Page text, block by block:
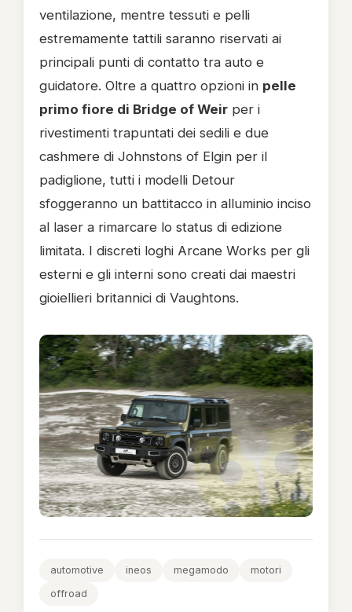
ventilazione, mentre tessuti e pelli
estremamente tattili saranno riservati ai
principali punti di contatto tra auto e
guidatore. Oltre a quattro opzioni in pelle
primo fiore di Bridge of Weir per i
rivestimenti trapuntati dei sedili e due
cashmere di Johnstons of Elgin per il
padiglione, tutti i modelli Detour
sfoggeranno un battitacco in alluminio inciso
al laser a rimarcare lo status di edizione
limitata. I discreti loghi Arcane Works per gli
esterni e gli interni sono creati dai maestri
gioiellieri britannici di Vaughtons.
automotive ineos megamodo
motori
offroad